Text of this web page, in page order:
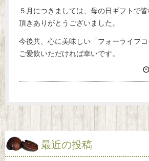
５月につきましては、母の日ギフトで
頂きありがとうございました。
今後共、心に美味しい「フォーライフコ
ご愛飲いただければ幸いです。
最近の投稿